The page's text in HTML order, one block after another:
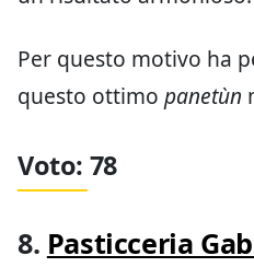
Per questo motivo ha
questo ottimo panetùn
Voto: 78
8. Pasticceria